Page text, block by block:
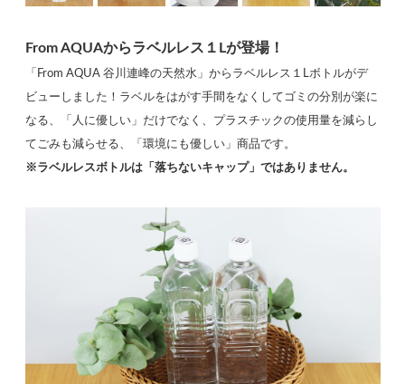
From AQUAからラベルレス１Lが登場！
「From AQUA 谷川連峰の天然水」からラベルレス１Lボトルがデ
ビューしました！ラベルをはがす手間をなくしてゴミの分別が楽に
なる、「人に優しい」だけでなく、プラスチックの使用量を減らし
てごみも減らせる、「環境にも優しい」商品です。
※ラベルレスボトルは「落ちないキャップ」ではありません。